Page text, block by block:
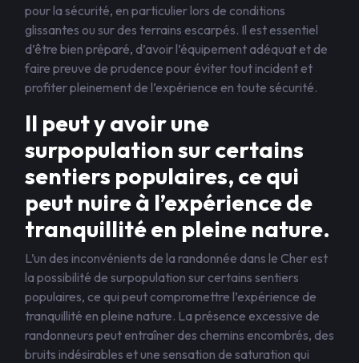
pour la sécurité, en particulier lors de conditions
glissantes ou sur des terrains escarpés. Il est essentiel
d’être bien préparé, d’avoir l’équipement adéquat et de
faire preuve de prudence pour éviter tout incident et
profiter pleinement de l’expérience en toute sécurité.
Il peut y avoir une
surpopulation sur certains
sentiers populaires, ce qui
peut nuire à l’expérience de
tranquillité en pleine nature.
L’un des inconvénients de la randonnée dans le Cher est
la possibilité de surpopulation sur certains sentiers
populaires, ce qui peut compromettre l’expérience de
tranquillité en pleine nature. La présence excessive de
randonneurs peut entraîner des chemins encombrés, des
bruits indésirables et une sensation de saturation qui